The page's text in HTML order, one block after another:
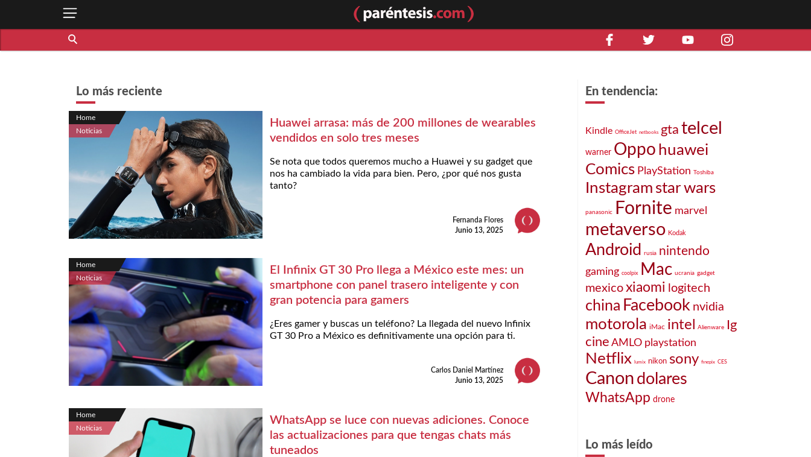
Lo más reciente
Home
Noticias
Huawei arrasa: más de 200 millones de wearables
vendidos en solo tres meses
Se nota que todos queremos mucho a Huawei y su gadget que
nos ha cambiado la vida para bien. Pero, ¿por qué nos gusta
tanto?
Fernanda Flores
Junio 13, 2025
Home
Noticias
El Infinix GT 30 Pro llega a México este mes: un
smartphone con panel trasero inteligente y con
gran potencia para gamers
¿Eres gamer y buscas un teléfono? La llegada del nuevo Infinix
GT 30 Pro a México es definitivamente una opción para ti.
Carlos Daniel Martínez
Junio 13, 2025
Home
Noticias
WhatsApp se luce con nuevas adiciones. Conoce
las actualizaciones para que tengas chats más
tuneados
En tendencia:
Kindle OfficeJet netbooks gta telcel
warner Oppo huawei
Comics PlayStation Toshiba
Instagram star wars
panasonic Fornite marvel
metaverso Kodak
Android rusia nintendo
gaming coolpix Mac ucrania gadget
mexico xiaomi logitech
china Facebook nvidia
motorola iMac intel Alienware
Ig
cine AMLO playstation
Netflix lumix nikon sony finepix CES
Canon dolares
WhatsApp drone
Lo más leído